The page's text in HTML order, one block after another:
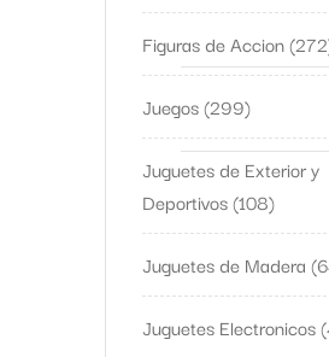
Figuras de Accion 272
Juegos 299
Juguetes de Exterior y
Deportivos 108
Juguetes de Madera
Juguetes Electronicos